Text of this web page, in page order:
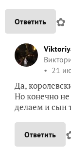
Ответить ✿
21
Да,
Но конечно
делаем и сын
Ответить